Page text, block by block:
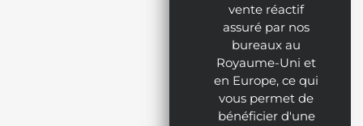
vente réactif
assuré par nos
bureaux au
Royaume-Uni et
en Europe, ce qui
vous permet de
bénéficier d'une